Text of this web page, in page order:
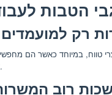
הטבות
טווח, במיוחד כאשר הם
או שדרוגי מיומנויות.